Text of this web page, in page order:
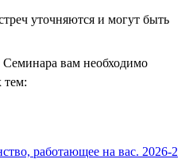
уточняются и могут быть
вам необходимо
тем:
работающее на вас. 2026-2